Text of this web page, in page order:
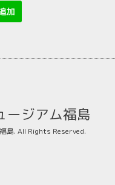
ージアム福島
島. All Rights Reserved.